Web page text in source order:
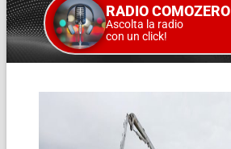
RADIO COMOZERO
Ascolta la radio
con un click!